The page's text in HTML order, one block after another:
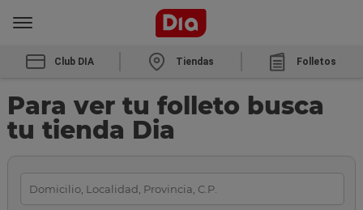
Club DIA Tiendas Folletos
Para ver tu folleto busca
tu tienda Dia